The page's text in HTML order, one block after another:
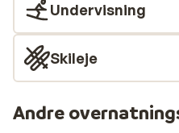
Undervisning
Skileje
Andre